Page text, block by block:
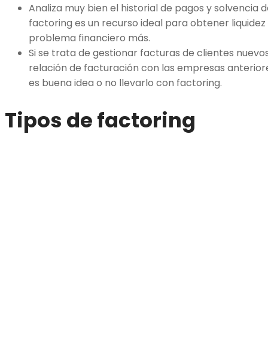
Analiza muy bien el historial de pagos y solvencia
factoring es un recurso ideal para obtener
problema financiero más.
Si se trata de gestionar facturas de clientes
relación de facturación con las empresas
es buena idea o no llevarlo con factoring.
Tipos de factoring